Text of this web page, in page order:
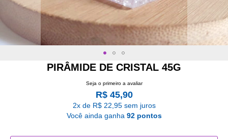
PIRÂMIDE DE CRISTAL 45G
Seja o primeiro a avaliar
R$ 45,90
2x de R$ 22,95 sem juros
Você ainda ganha 92 pontos